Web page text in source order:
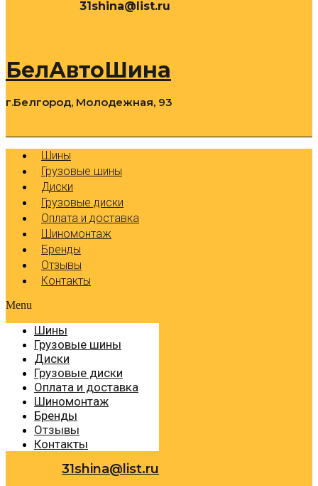
31shina@list.ru
БелАвтоШина
г.Белгород, Молодежная, 93
Шины
Грузовые шины
Диски
Грузовые диски
Оплата и доставка
Шиномонтаж
Бренды
Отзывы
Контакты
Menu
Шины
Грузовые шины
Диски
Грузовые диски
Оплата и доставка
Шиномонтаж
Бренды
Отзывы
Контакты
31shina@list.ru